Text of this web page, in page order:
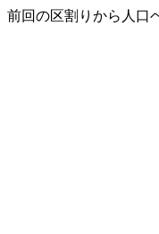
前回の区割りから人口